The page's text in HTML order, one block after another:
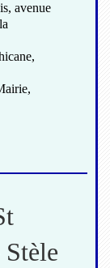
avenue